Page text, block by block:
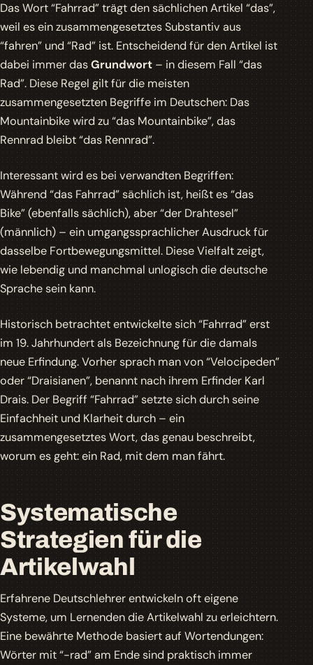
Das Wort “Fahrrad” trägt den sächlichen Artikel “das”,
weil es ein zusammengesetztes Substantiv aus
“fahren” und “Rad” ist. Entscheidend für den Artikel ist
dabei immer dasGrundwort– in diesem Fall “das
Rad”. Diese Regel gilt für die meisten
zusammengesetzten Begriffe im Deutschen: Das
Mountainbike wird zu “das Mountainbike”, das
Rennrad bleibt “das Rennrad”.
Interessant wird es bei verwandten Begriffen:
Während “das Fahrrad” sächlich ist, heißt es “das
Bike” (ebenfalls sächlich), aber “der Drahtesel”
(männlich) – ein umgangssprachlicher Ausdruck für
dasselbe Fortbewegungsmittel. Diese Vielfalt zeigt,
wie lebendig und manchmal unlogisch die deutsche
Sprache sein kann.
Historisch betrachtet entwickelte sich “Fahrrad” erst
im 19. Jahrhundert als Bezeichnung für die damals
neue Erfindung. Vorher sprach man von “Velocipeden”
oder “Draisianen”, benannt nach ihrem Erfinder Karl
Drais. Der Begriff “Fahrrad” setzte sich durch seine
Einfachheit und Klarheit durch – ein
zusammengesetztes Wort, das genau beschreibt,
worum es geht: ein Rad, mit dem man fährt.
Systematische
Strategien für die
Artikelwahl
Erfahrene Deutschlehrer entwickeln oft eigene
Systeme, um Lernenden die Artikelwahl zu erleichtern.
Eine bewährte Methode basiert aufWortendungen:
Wörter mit “-rad” am Ende sind praktisch immer